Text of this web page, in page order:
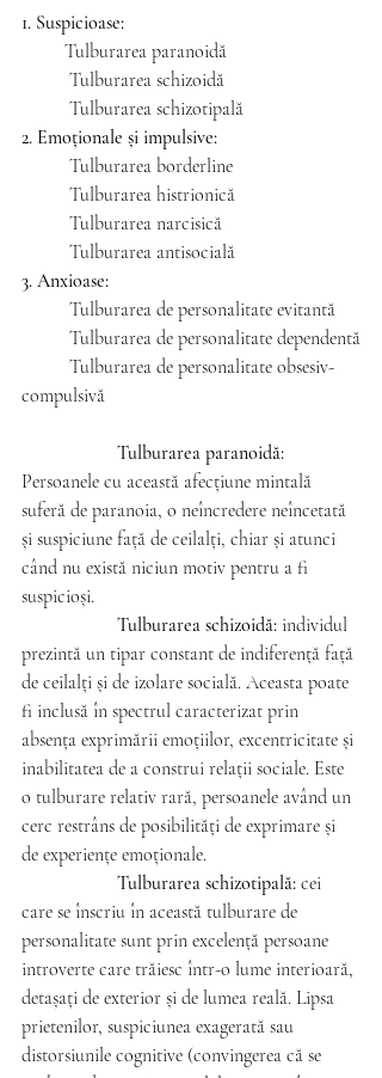
1. Suspicioase:
Tulburarea paranoidă
Tulburarea schizoidă
Tulburarea schizotipală
2. Emoționale și impulsive:
Tulburarea borderline
Tulburarea histrionică
Tulburarea narcisică
Tulburarea antisocială
3. Anxioase:
Tulburarea de personalitate evitantă
Tulburarea de personalitate dependentă
compulsivă
Tulburarea paranoidă:
Persoanele cu această afecțiune mintală
suferă de paranoia, o neîncredere neîncetată
și suspiciune față de ceilalți, chiar și atunci
când nu există niciun motiv pentru a fi
suspicioși.
Tulburarea schizoidă: individul
prezintă un tipar constant de indiferență față
de ceilalți și de izolare socială. Aceasta poate
fi inclusă în spectrul caracterizat prin
absența exprimării emoțiilor, excentricitate și
inabilitatea de a construi relații sociale. Este
o tulburare relativ rară, persoanele având un
cerc restrâns de posibilități de exprimare și
de experiențe emoționale.
Tulburarea schizotipală: cei
care se înscriu în această tulburare de
personalitate sunt prin excelență persoane
introverte care trăiesc într-o lume interioară,
detașați de exterior și de lumea reală. Lipsa
prietenilor, suspiciunea exagerată sau
distorsiunile cognitive (convingerea că se